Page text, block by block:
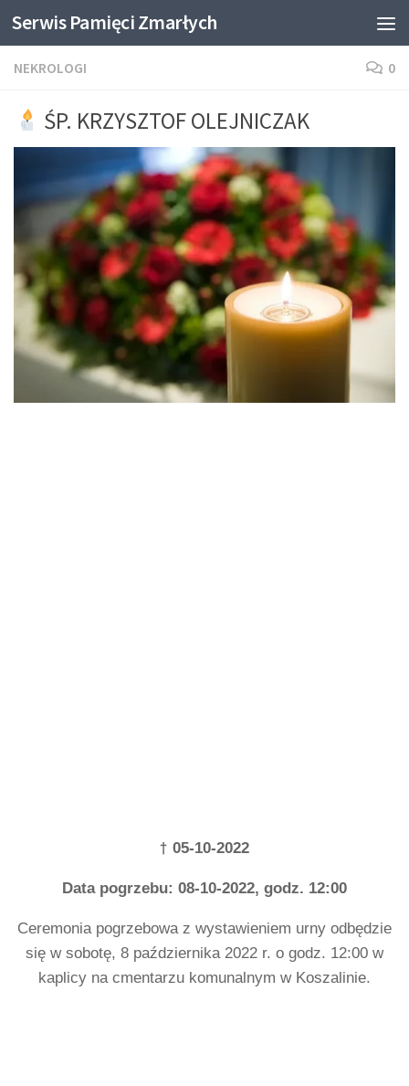
Skip to content
Serwis Pamięci Zmarłych
NEKROLOGI 0
ŚP. KRZYSZTOF OLEJNICZAK
† 05-10-2022
Data pogrzebu: 08-10-2022, godz. 12:00
Ceremonia pogrzebowa z wystawieniem urny odbędzie
się w sobotę, 8 października 2022 r. o godz. 12:00 w
kaplicy na cmentarzu komunalnym w Koszalinie.